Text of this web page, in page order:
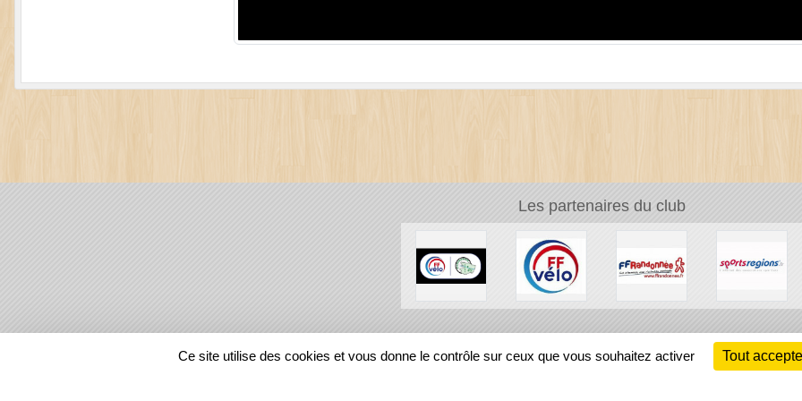
Les partenaires du club
REGIONS
Ce site utilise des cookies et vous donne le contrôle sur ceux que vous souhaitez activer Tout